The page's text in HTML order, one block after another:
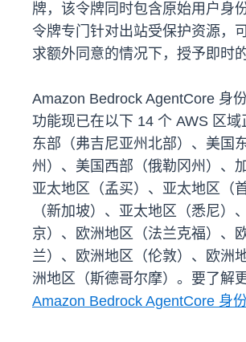
牌，该令牌同时包含原始用户身
令牌专门针对出站受保护资源，
求额外同意的情况下，授予即时
Amazon Bedrock AgentCore 身
功能现已在以下 14 个 AWS 区域
东部（弗吉尼亚州北部）、美国
州）、美国西部（俄勒冈州）、
亚太地区（孟买）、亚太地区（
（新加坡）、亚太地区（悉尼）
京）、欧洲地区（法兰克福）、
兰）、欧洲地区（伦敦）、欧洲
洲地区（斯德哥尔摩）。要了解
Amazon Bedrock AgentCore 身